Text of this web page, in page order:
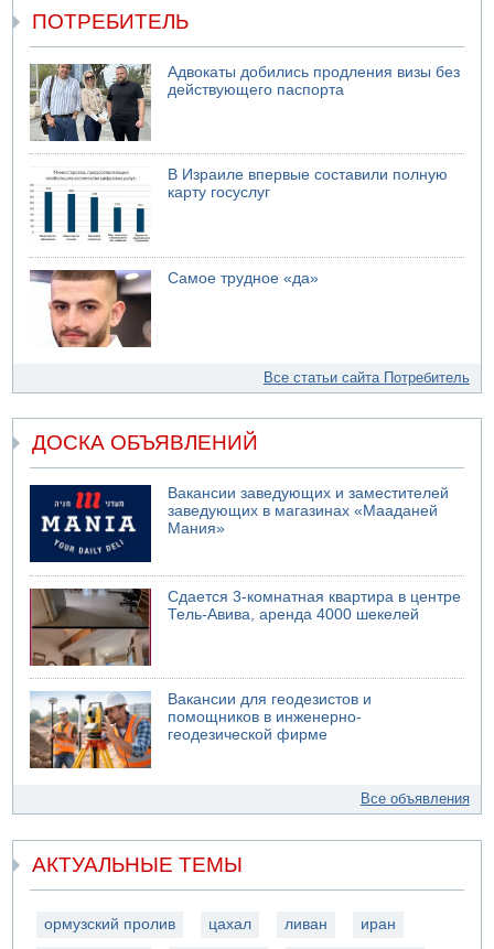
ПОТРЕБИТЕЛЬ
Адвокаты добились продления визы без
действующего паспорта
В Израиле впервые составили полную
карту госуслуг
Самое трудное «да»
Все статьи сайта Потребитель
ДОСКА ОБЪЯВЛЕНИЙ
Вакансии заведующих и заместителей
заведующих в магазинах «Мааданей
Мания»
Сдается 3-комнатная квартира в центре
Тель-Авива, аренда 4000 шекелей
Вакансии для геодезистов и
помощников в инженерно-
геодезической фирме
Все объявления
АКТУАЛЬНЫЕ ТЕМЫ
ормузский пролив цахал ливан иран